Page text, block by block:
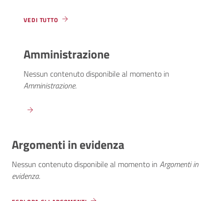
VEDI TUTTO
Amministrazione
Nessun contenuto disponibile al momento in
Amministrazione.
Argomenti in evidenza
Nessun contenuto disponibile al momento in Argomenti in
evidenza.